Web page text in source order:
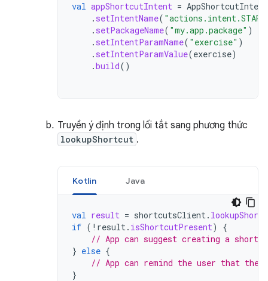
val appShortcutIntent = AppShortcutIntent
. setIntentName(
. setPackageName( "my.app.package" )
. setIntentParamName( "exercise" )
. setIntentParamValue(exercise)
.build()
Truyền ý định trong lối tắt sang phương thức
lookupShortcut .
Kotlin Java
val result = shortcutsClient.
if ( ! result. isShortcutPresent)
{
// App can suggest creating a
} else {
// App can remind the user that
}